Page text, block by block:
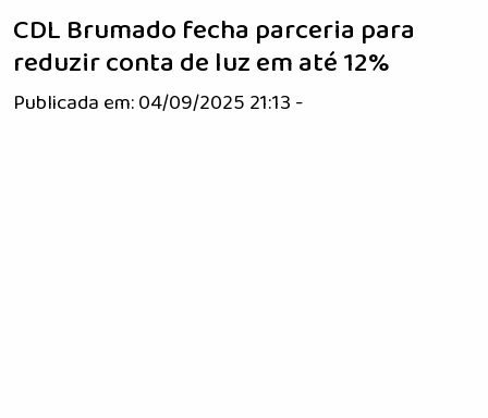
CDL Brumado fecha parceria para
reduzir conta de luz em até 12%
Publicada em: 04/09/2025 21:13 -